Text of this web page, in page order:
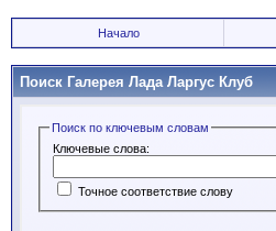
Начало
Поиск Галерея Лада Ларгус Клуб
Поиск по ключевым словам
Ключевые слова:
Точное соответствие слову